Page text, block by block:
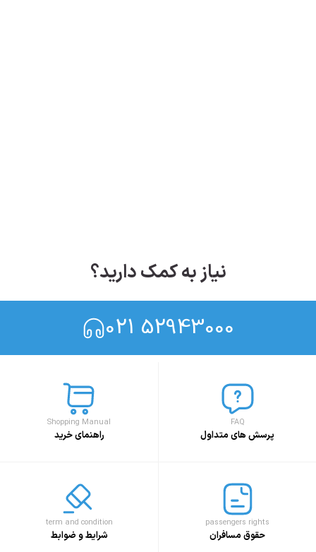
نیاز به کمک دارید؟
021 52943000
FAQ
پرسش های متداول
Shopping Manual
راهنمای خرید
passengers rights
حقوق مسافران
term and condition
شرایط و ضوابط